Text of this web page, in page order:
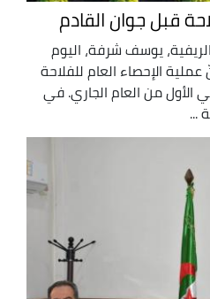
قبل جوان القادم
يوسف شرفة، اليوم
الإحصاء العام للفلاحة
من العام الجاري. في